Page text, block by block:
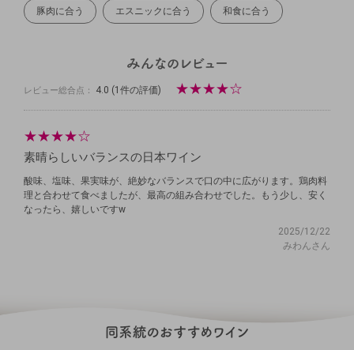
豚肉に合う エスニックに合う 和食に合う
レビュー総合点： 4.0 (1件の評価) ★★★★☆
★★★★☆
素晴らしいバランスの日本ワイン
酸味、塩味、果実味が、絶妙なバランスで口の中に広がります。鶏肉料
理と合わせて食べましたが、最高の組み合わせでした。もう少し、安く
なったら、嬉しいですw
2025/12/22
みわんさん